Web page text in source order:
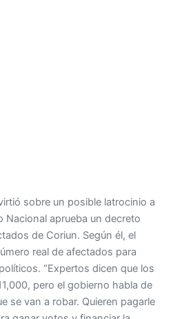
sobre un posible latrocinio a
Nacional aprueba un decreto
de Coriun. Según él, el
real de afectados para
“Expertos dicen que los
pero el gobierno habla de
se van a robar. Quieren pagarle